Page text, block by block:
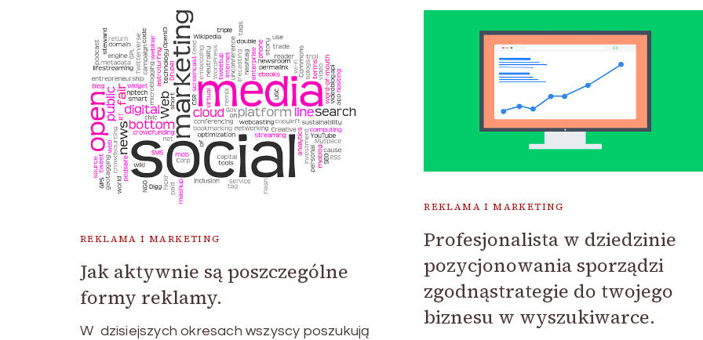
REKLAMA I MARKETING
Jak aktywnie są poszczególne
formy reklamy.
W dzisiejszych okresach wszyscy poszukują
REKLAMA I MARKETING
Profesjonalista w dziedzinie
pozycjonowania sporządzi
zgodnąstrategie do twojego
biznesu w wyszukiwarce.